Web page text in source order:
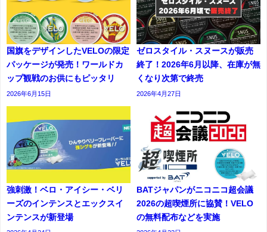
国旗をデザインしたVELOの限定
パッケージが発売！ワールドカ
ップ観戦のお供にもピッタリ
2026年6月15日
ゼロスタイル・スヌースが販売
終了！2026年6月以降、在庫が無
くなり次第で終売
2026年4月27日
強刺激！ベロ・アイシー・ベリ
ーズのインテンスとエックスイ
ンテンスが新登場
BATジャパンがニコニコ超会議
2026の超喫煙所に協賛！VELO
の無料配布などを実施